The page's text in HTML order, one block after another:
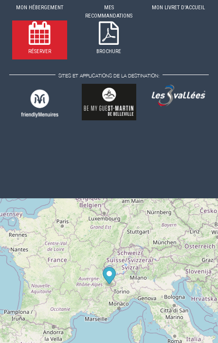
MON HÉBERGEMENT
MES
RECOMMANDATIONS
MON LIVRET D'ACCUEIL
RÉSERVER BROCHURE
SITES ET APPLICATIONS DE LA DESTINATION: